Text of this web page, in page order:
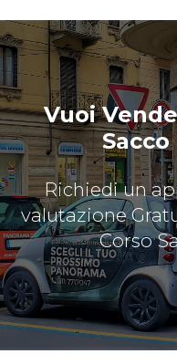
Vuoi
Richiedi un
valutazione
Corso